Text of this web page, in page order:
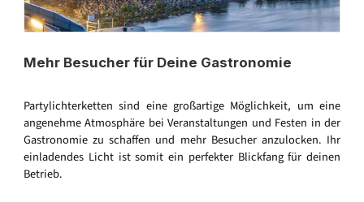
Mehr Besucher für Deine Gastronomie
Partylichterketten sind eine großartige Möglichkeit, um eine
angenehme Atmosphäre bei Veranstaltungen und Festen in der
Gastronomie zu schaffen und mehr Besucher anzulocken. Ihr
einladendes Licht ist somit ein perfekter Blickfang für deinen
Betrieb.